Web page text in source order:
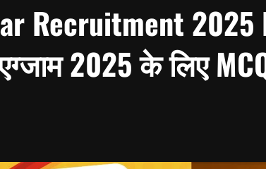
Recruitment 2025
2025 के लिए